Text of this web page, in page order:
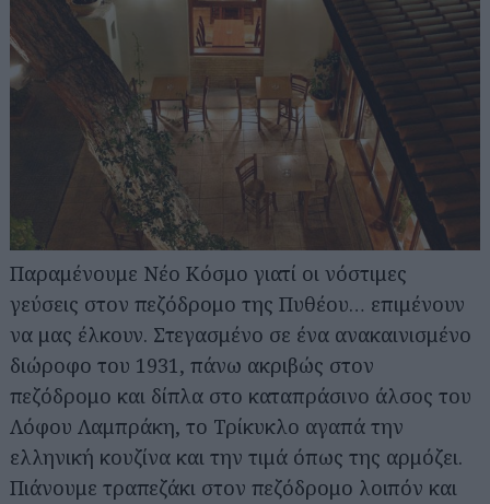
Παραμένουμε Νέο Κόσμο γιατί οι νόστιμες
γεύσεις στον πεζόδρομο της Πυθέου… επιμένουν
να μας έλκουν. Στεγασμένο σε ένα ανακαινισμένο
διώροφο του 1931, πάνω ακριβώς στον
πεζόδρομο και δίπλα στο καταπράσινο άλσος του
Λόφου Λαμπράκη, το Τρίκυκλο αγαπά την
ελληνική κουζίνα και την τιμά όπως της αρμόζει.
Πιάνουμε τραπεζάκι στον πεζόδρομο λοιπόν και